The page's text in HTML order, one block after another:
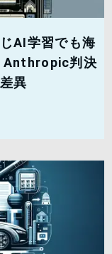
AI学習でも海
Anthropic判決
異